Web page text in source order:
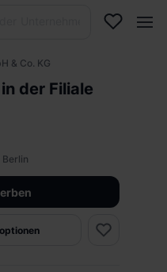
& Co. KG
der Filiale